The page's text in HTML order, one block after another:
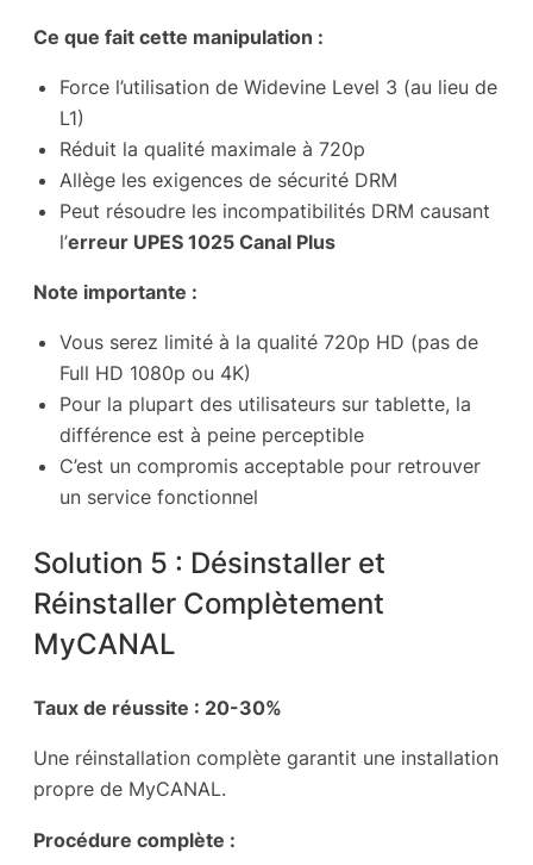
Ce que fait cette manipulation :
Force l’utilisation de Widevine Level 3 (au lieu de
L1)
Réduit la qualité maximale à 720p
Allège les exigences de sécurité DRM
Peut résoudre les incompatibilités DRM causant
l’erreur UPES 1025 Canal Plus
Note importante :
Vous serez limité à la qualité 720p HD (pas de
Full HD 1080p ou 4K)
Pour la plupart des utilisateurs sur tablette, la
différence est à peine perceptible
C’est un compromis acceptable pour retrouver
un service fonctionnel
Solution 5 : Désinstaller et
Réinstaller Complètement
MyCANAL
Taux de réussite : 20-30%
Une réinstallation complète garantit une installation
propre de MyCANAL.
Procédure complète :